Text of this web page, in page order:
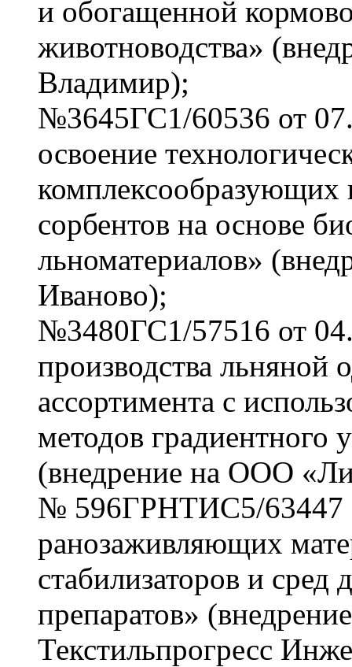
и обогащенной
животноводства»
Владимир);
№3645ГС1/60536 от
освоение
сорбентов на основе
льноматериалов»
Иваново);
№3480ГС1/57516 от
производства льняной
ассортимента с
методов градиентного
(внедрение на ООО
№ 596ГРНТИС5/63447
ранозаживляющих
стабилизаторов и сред
препаратов»
Текстильпрогресс